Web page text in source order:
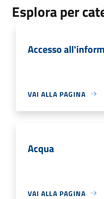
Esplora per
Accesso
VAI ALLA PAGINA
Acqua
VAI ALLA PAGINA